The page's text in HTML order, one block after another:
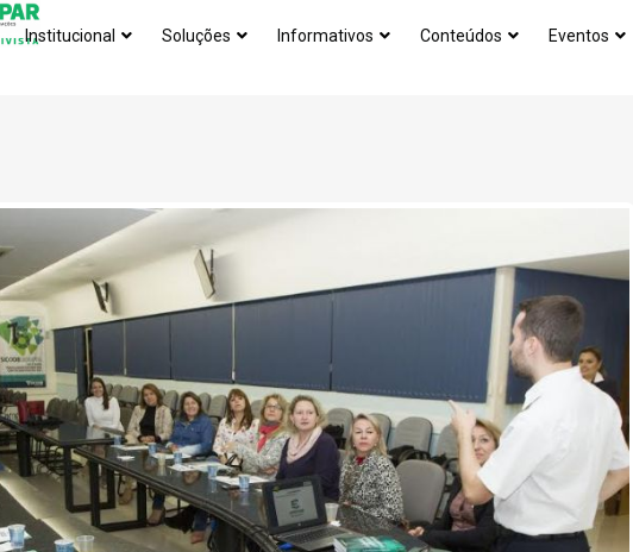
Institucional Soluções Informativos Conteúdos Eventos